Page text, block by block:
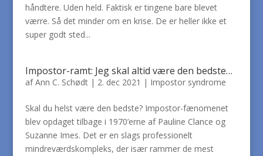
håndtere. Uden held. Faktisk er tingene bare blevet
værre. Så det minder om en krise. De er heller ikke et
super godt sted...
Impostor-ramt: Jeg skal altid være den bedste…
afAnn C. Schødt| 2. dec 2021 | Impostor syndrome
Skal du helst være den bedste? Impostor-fænomenet
blev opdaget tilbage i 1970’erne af Pauline Clance og
Suzanne Imes. Det er en slags professionelt
mindreværdskompleks, der især rammer de mest